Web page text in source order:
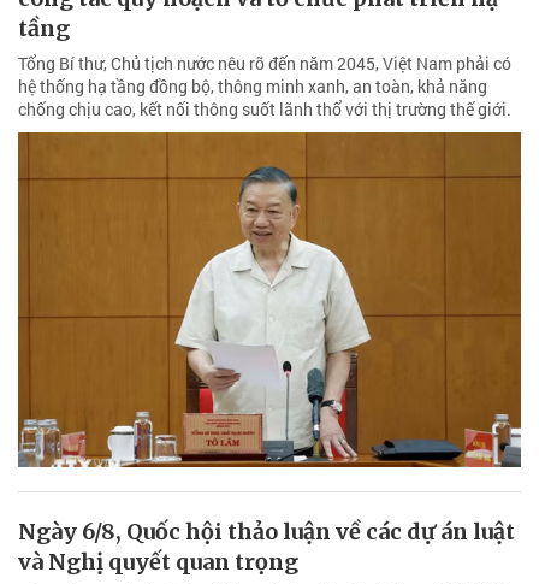
tầng
Tổng Bí thư, Chủ tịch nước nêu rõ đến năm 2045, Việt Nam phải có
hệ thống hạ tầng đồng bộ, thông minh xanh, an toàn, khả năng
chống chịu cao, kết nối thông suốt lãnh thổ với thị trường thế giới.
Ngày 6/8, Quốc hội thảo luận về các dự án luật
và Nghị quyết quan trọng